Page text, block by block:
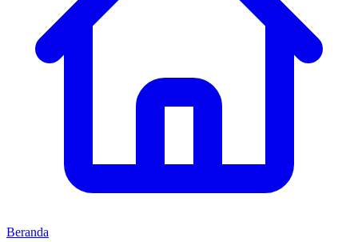
Beranda